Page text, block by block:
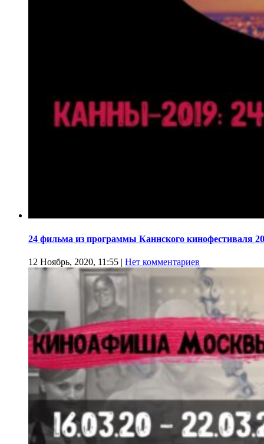
24 фильма из программы Каннского кинофестиваля
12 Ноябрь, 2020, 11:55 | Нет комментариев